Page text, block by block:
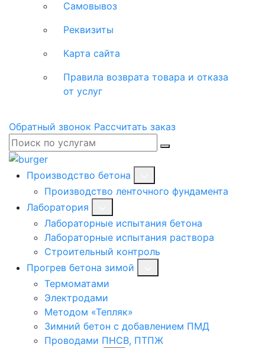
Самовывоз
Реквизиты
Карта сайта
Правила возврата товара и отказа
от услуг
Обратный звонок Рассчитать заказ
Производство бетона
Производство ленточного фундамента
Лаборатория
Лабораторные испытания бетона
Лабораторные испытания раствора
Строительный контроль
Прогрев бетона зимой
Термоматами
Электродами
Методом «Тепляк»
Зимний бетон с добавлением ПМД
Проводами ПНСВ, ПТПЖ